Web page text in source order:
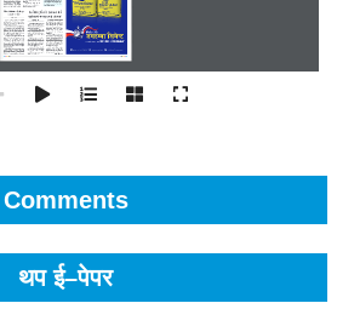
Comments
थप ई–पेपर